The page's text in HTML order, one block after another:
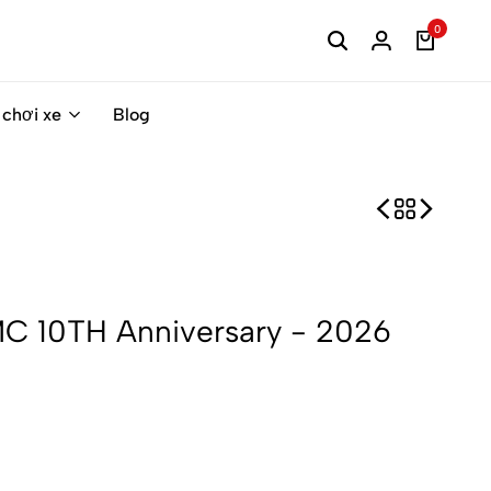
0
xe Blog
10TH Anniversary - 2026